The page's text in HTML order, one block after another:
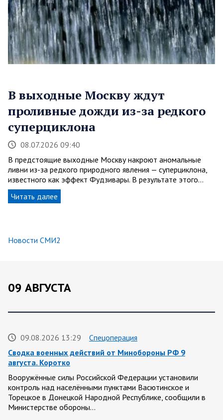
В выходные Москву ждут
проливные дожди из-за редкого
суперциклона
08.07.2026 09:40
В предстоящие выходные Москву накроют аномальные
ливни из-за редкого природного явления — суперциклона,
известного как эффект Фудзивары. В результате этого…
Читать далее
Новости СМИ2
09 АВГУСТА
09.08.2026 13:29
Спецоперация
Сводка военных действий от Минобороны РФ 9
августа. Коротко
Вооружённые силы Российской Федерации установили
контроль над населёнными пунктами Васютинское и
Торецкое в Донецкой Народной Республике, сообщили в
Министерстве обороны…